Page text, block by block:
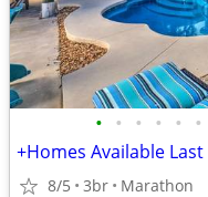
• • • • • •
+Homes Available
8/5 3br Marathon